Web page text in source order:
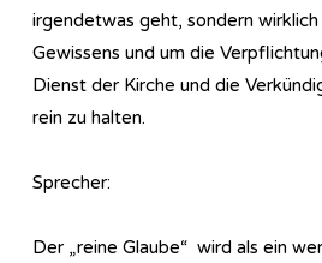
irgendetwas geht, sondern
Gewissens und um die
Dienst der Kirche und die
rein zu halten.
Sprecher:
Der „reine Glaube“ wird als ein